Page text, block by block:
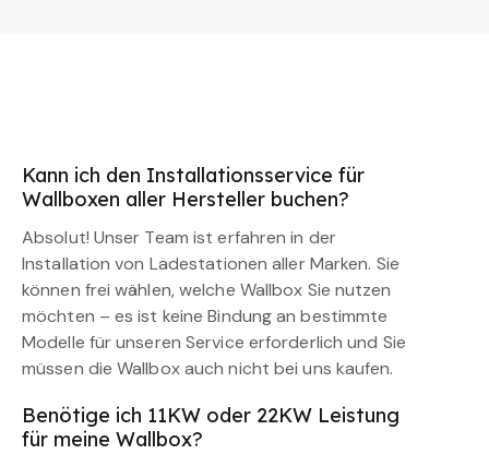
Kann ich den Installationsservice für
Wallboxen aller Hersteller buchen?
Absolut! Unser Team ist erfahren in der
Installation von Ladestationen aller Marken. Sie
können frei wählen, welche Wallbox Sie nutzen
möchten – es ist keine Bindung an bestimmte
Modelle für unseren Service erforderlich und Sie
müssen die Wallbox auch nicht bei uns kaufen.
Benötige ich 11KW oder 22KW Leistung
für meine Wallbox?